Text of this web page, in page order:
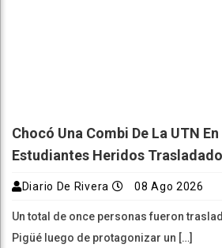
Chocó Una Combi De La UTN
Estudiantes Heridos
Diario De Rivera 08 Ago 2026
Un total de once personas fueron
Pigüé luego de protagonizar un […]